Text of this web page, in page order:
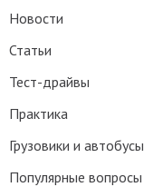
Новости
Статьи
Тест-драйвы
Практика
Грузовики и автобусы
Популярные вопросы